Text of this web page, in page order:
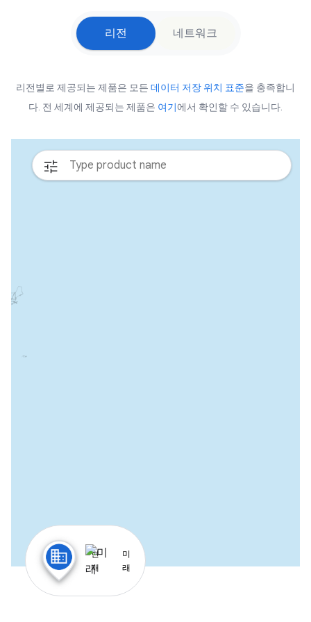
리전 네트워크
리전별로 제공되는 제품은 모든 데이터 저장 위치 표준을 충족합니
다. 전 세계에 제공되는 제품은 여기에서 확인할 수 있습니다.
현
재
미
래